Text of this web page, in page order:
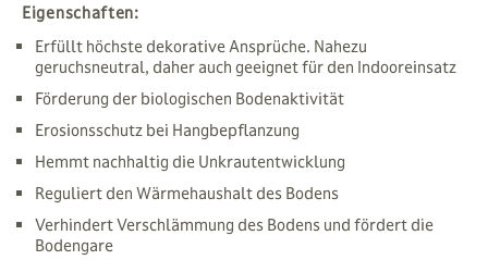
Eigenschaften:
Erfüllt höchste dekorative Ansprüche. Nahezu
geruchsneutral, daher auch geeignet für den Indooreinsatz
Förderung der biologischen Bodenaktivität
Erosionsschutz bei Hangbepflanzung
Hemmt nachhaltig die Unkrautentwicklung
Reguliert den Wärmehaushalt des Bodens
Verhindert Verschlämmung des Bodens und fördert die
Bodengare